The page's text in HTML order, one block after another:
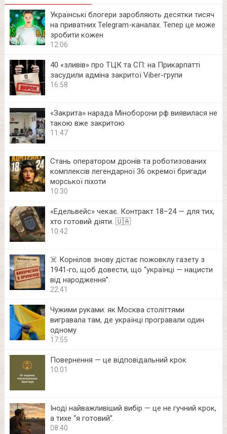
Українські блогери заробляють десятки тисяч
на приватних Telegram-каналах. Тепер це може
зробити кожен
12:06
40 «зливів» про ТЦК та СП: на Прикарпатті
засудили адміна закритої Viber-групи
16:58
«Закрита» нарада Міноборони рф виявилася не
такою вже закритою
11:47
Стань оператором дронів та роботизованих
комплексів легендарної 36 окремої бригади
морської піхоти
10:30
«Едельвейс» чекає. Контракт 18–24 — для тих,
хто готовий діяти. 🇺🇦
10:42
☠️ Корнілов знову дістає пожовклу газету з
1941‑го, щоб довести, що “українці — нацисти
від народження”.
22:41
Чужими руками: як Москва століттями
вигравала там, де українці програвали один
одному
17:55
Повернення — це відповідальний крок
10:01
Іноді найважливіший вибір — це не гучний крок,
а тихе “я готовий”.
08:40